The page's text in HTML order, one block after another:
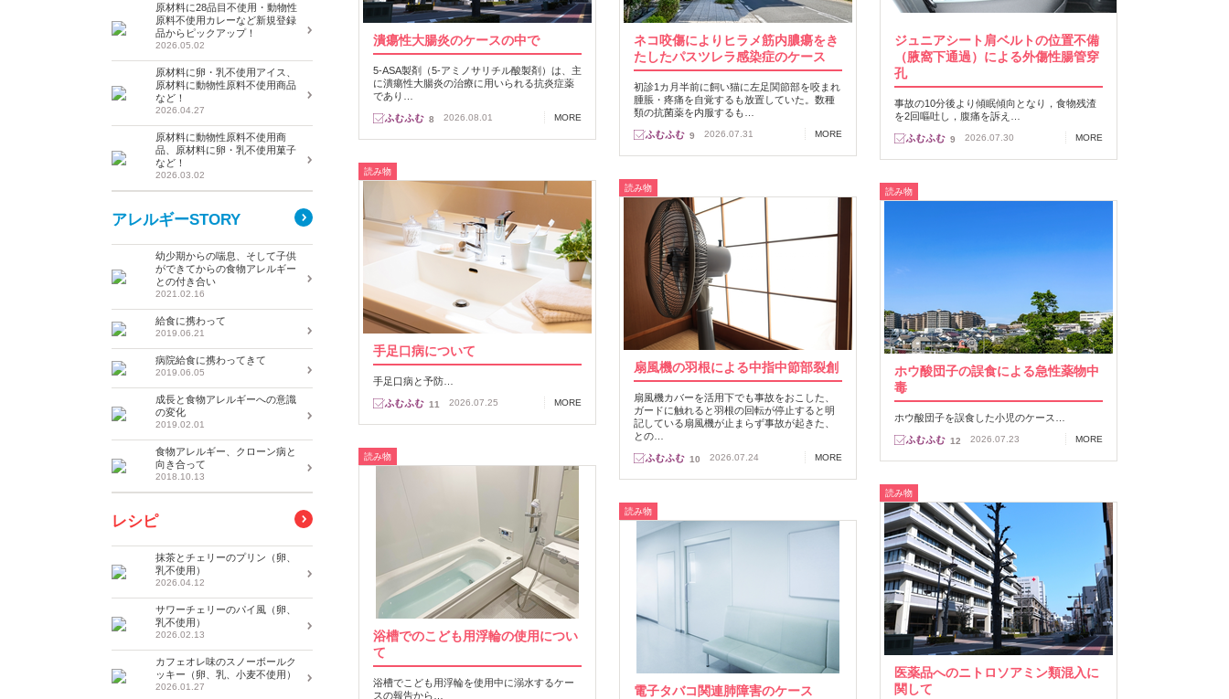
潰瘍性大腸炎のケースの中で
5-ASA製剤（5-アミノサリチル酸製剤）は、主
に潰瘍性大腸炎の治療に用いられる抗炎症薬
であり…
8 2026.08.01 MORE
ネコ咬傷によりヒラメ筋内膿瘍をき
たしたパスツレラ感染症のケース
初診1カ月半前に飼い猫に左足関節部を咬まれ
腫脹・疼痛を自覚するも放置していた。数種
類の抗菌薬を内服するも…
9 2026.07.31 MORE
ジュニアシート肩ベルトの位置不備
（腋窩下通過）による外傷性腸管穿
孔
事故の10分後より傾眠傾向となり，食物残渣
を2回嘔吐し，腹痛を訴え…
9 2026.07.30 MORE
読み物
手足口病について
手足口病と予防…
11 2026.07.25 MORE
読み物
扇風機の羽根による中指中節部裂創
扇風機カバーを活用下でも事故をおこした、
ガードに触れると羽根の回転が停止すると明
記している扇風機が止まらず事故が起きた、
との…
10 2026.07.24 MORE
読み物
ホウ酸団子の誤食による急性薬物中
毒
ホウ酸団子を誤食した小児のケース…
12 2026.07.23
MORE
読み物
浴槽でのこども用浮輪の使用につい
て
浴槽でこども用浮輪を使用中に溺水するケー
スの報告から…
読み物
医薬品へのニトロソアミン類混入に
関して
読み物
電子タバコ関連肺障害のケース
原材料に28品目不使用・動物性
原料不使用カレーなど新規登録
品からピックアップ！
2026.05.02
原材料に卵・乳不使用アイス、
原材料に動物性原料不使用商品
など！
2026.04.27
原材料に動物性原料不使用商
品、原材料に卵・乳不使用菓子
など！
2026.03.02
アレルギーSTORY
幼少期からの喘息、そして子供
ができてからの食物アレルギー
との付き合い
2021.02.16
給食に携わって
2019.06.21
病院給食に携わってきて
2019.06.05
成長と食物アレルギーへの意識
の変化
2019.02.01
食物アレルギー、クローン病と
向き合って
2018.10.13
レシピ
抹茶とチェリーのプリン（卵、
乳不使用）
2026.04.12
サワーチェリーのパイ風（卵、
乳不使用）
2026.02.13
カフェオレ味のスノーボールク
ッキー（卵、乳、小麦不使用）
2026.01.27